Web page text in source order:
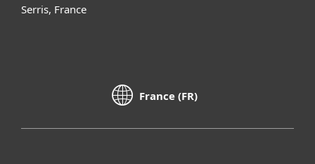
Serris, France
France (FR)